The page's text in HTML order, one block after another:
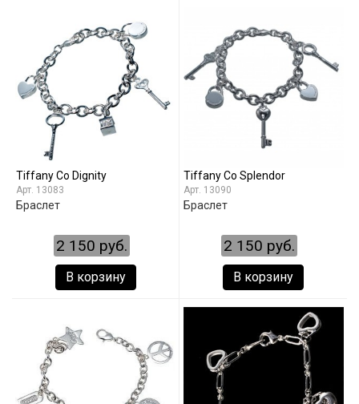
Tiffany Co Dignity
13083
Браслет
2 150 руб.
В корзину
Tiffany Co Splendor
13090
Браслет
2 150 руб.
В корзину